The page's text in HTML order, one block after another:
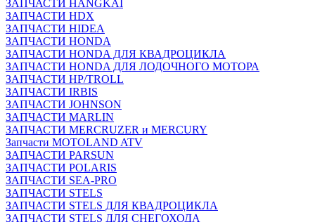
ЗАПЧАСТИ HANGKAI
ЗАПЧАСТИ HDX
ЗАПЧАСТИ HIDEA
ЗАПЧАСТИ HONDA
ЗАПЧАСТИ HONDA ДЛЯ КВАДРОЦИКЛА
ЗАПЧАСТИ HONDA ДЛЯ ЛОДОЧНОГО МОТОРА
ЗАПЧАСТИ HP/TROLL
ЗАПЧАСТИ IRBIS
ЗАПЧАСТИ JOHNSON
ЗАПЧАСТИ MARLIN
ЗАПЧАСТИ MERCRUZER и MERCURY
Запчасти MOTOLAND ATV
ЗАПЧАСТИ PARSUN
ЗАПЧАСТИ POLARIS
ЗАПЧАСТИ SEA-PRO
ЗАПЧАСТИ STELS
ЗАПЧАСТИ STELS ДЛЯ КВАДРОЦИКЛА
ЗАПЧАСТИ STELS ДЛЯ СНЕГОХОДА